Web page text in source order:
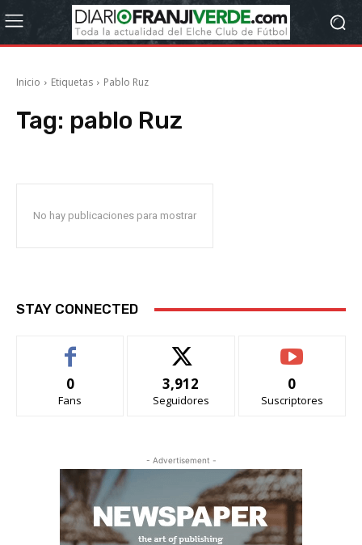
Inicio Etiquetas Pablo Ruz
Tag: pablo Ruz
No hay publicaciones para mostrar
STAY CONNECTED
0
Fans
3,912
Seguidores
0
Suscriptores
- Advertisement -